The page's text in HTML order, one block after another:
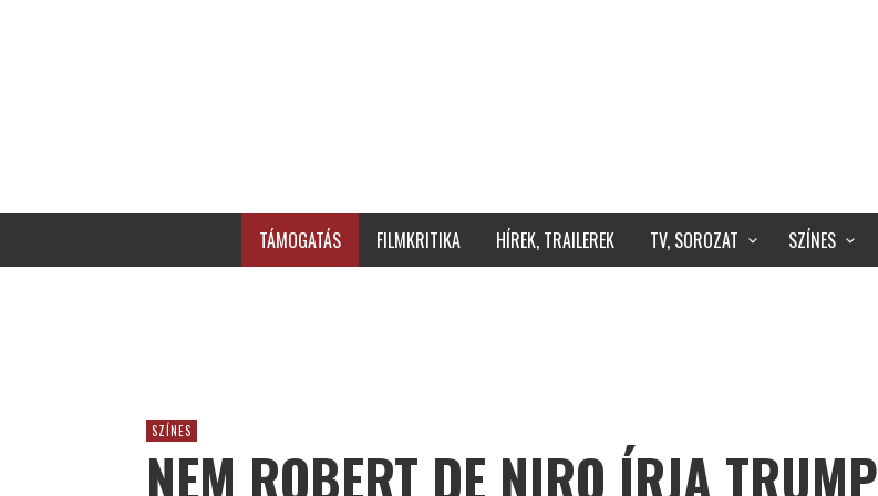
TÁMOGATÁS FILMKRITIKA HÍREK, TRAILEREK TV, SOROZAT SZÍNES
SZÍNES
NEM ROBERT DE NIRO ÍRJA TRUMP